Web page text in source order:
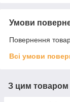
Умови
Повернення
Всі умови
З цим товаром